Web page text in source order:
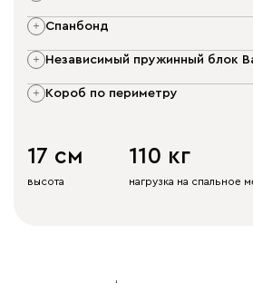
спанбонд
независимый пружинный блок
короб по периметру
17 см
высота
110 кг
нагрузка на спальное